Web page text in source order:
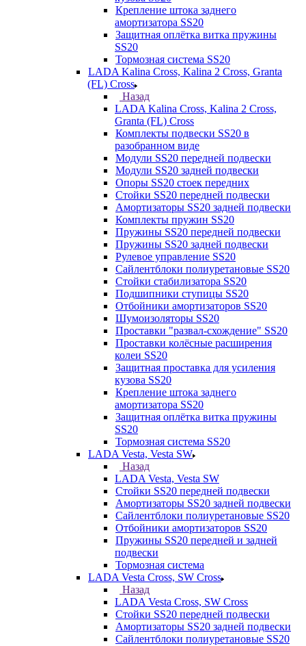
Крепление штока заднего
амортизатора SS20
Защитная оплётка витка пружины
SS20
Тормозная система SS20
LADA Kalina Cross, Kalina 2 Cross, Granta
(FL) Cross
Назад
LADA Kalina Cross, Kalina 2 Cross,
Granta (FL) Cross
Комплекты подвески SS20 в
разобранном виде
Модули SS20 передней подвески
Модули SS20 задней подвески
Опоры SS20 стоек передних
Стойки SS20 передней подвески
Амортизаторы SS20 задней подвески
Комплекты пружин SS20
Пружины SS20 передней подвески
Пружины SS20 задней подвески
Рулевое управление SS20
Сайлентблоки полиуретановые SS20
Стойки стабилизатора SS20
Подшипники ступицы SS20
Отбойники амортизаторов SS20
Шумоизоляторы SS20
Проставки "развал-схождение" SS20
Проставки колёсные расширения
колеи SS20
Защитная проставка для усиления
кузова SS20
Крепление штока заднего
амортизатора SS20
Защитная оплётка витка пружины
SS20
Тормозная система SS20
LADA Vesta, Vesta SW
Назад
LADA Vesta, Vesta SW
Стойки SS20 передней подвески
Амортизаторы SS20 задней подвески
Сайлентблоки полиуретановые SS20
Отбойники амортизаторов SS20
Пружины SS20 передней и задней
подвески
Тормозная система
LADA Vesta Cross, SW Cross
Назад
LADA Vesta Cross, SW Cross
Стойки SS20 передней подвески
Амортизаторы SS20 задней подвески
Сайлентблоки полиуретановые SS20